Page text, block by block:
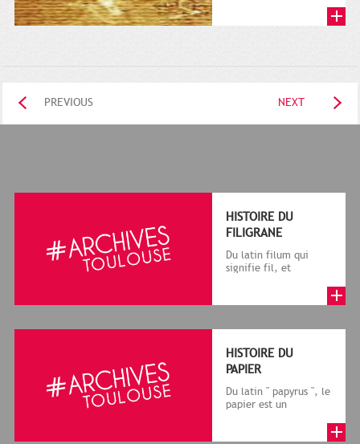
PREVIOUS NEXT
HISTOIRE DU
FILIGRANE
Du latin filum qui
signifie fil, et
le cadre de la f...
HISTOIRE DU
PAPIER
Du latin " papyrus ", le
papier est un